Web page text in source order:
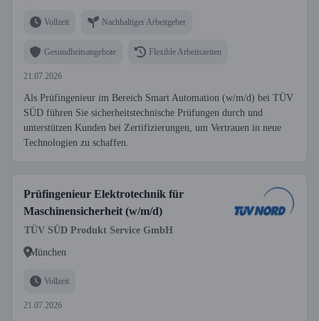
Vollzeit Nachhaltiger Arbeitgeber
Gesundheitsangebote Flexible Arbeitszeiten
21.07.2026
Als Prüfingenieur im Bereich Smart Automation (w/m/d) bei TÜV
SÜD führen Sie sicherheitstechnische Prüfungen durch und
unterstützen Kunden bei Zertifizierungen, um Vertrauen in neue
Technologien zu schaffen.
Prüfingenieur Elektrotechnik für
Maschinensicherheit (w/m/d)
TÜV SÜD Produkt Service GmbH
München
Vollzeit
21.07.2026